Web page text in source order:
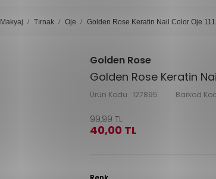
Makyaj Tırnak Oje Golden Rose Keratin Nail Color Oje 111
Golden Rose
Golden Rose Keratin
Ürün Kodu : 127895 Barkod
99,99 TL
40,00 TL